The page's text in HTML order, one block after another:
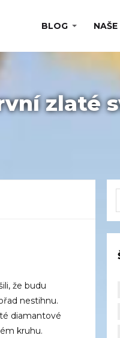
BLOG
zlaté
že budu
nestihnu.
diamantové
kruhu.